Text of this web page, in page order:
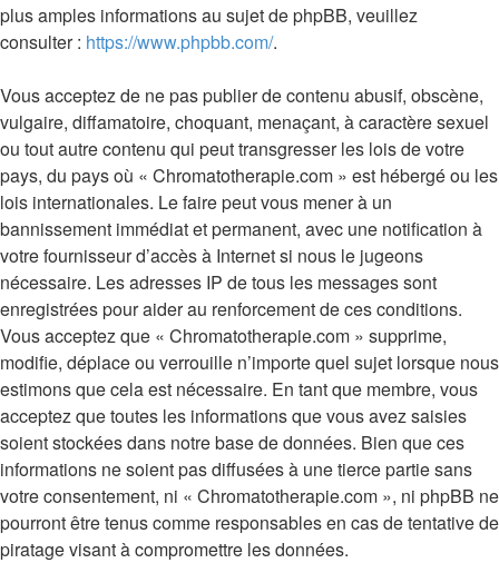
plus amples informations au sujet de phpBB, veuillez
consulter : https://www.phpbb.com/.
Vous acceptez de ne pas publier de contenu abusif, obscène,
vulgaire, diffamatoire, choquant, menaçant, à caractère sexuel
ou tout autre contenu qui peut transgresser les lois de votre
pays, du pays où « Chromatotherapie.com » est hébergé ou les
lois internationales. Le faire peut vous mener à un
bannissement immédiat et permanent, avec une notification à
votre fournisseur d’accès à Internet si nous le jugeons
nécessaire. Les adresses IP de tous les messages sont
enregistrées pour aider au renforcement de ces conditions.
Vous acceptez que « Chromatotherapie.com » supprime,
modifie, déplace ou verrouille n’importe quel sujet lorsque nous
estimons que cela est nécessaire. En tant que membre, vous
acceptez que toutes les informations que vous avez saisies
soient stockées dans notre base de données. Bien que ces
informations ne soient pas diffusées à une tierce partie sans
votre consentement, ni « Chromatotherapie.com », ni phpBB ne
pourront être tenus comme responsables en cas de tentative de
piratage visant à compromettre les données.